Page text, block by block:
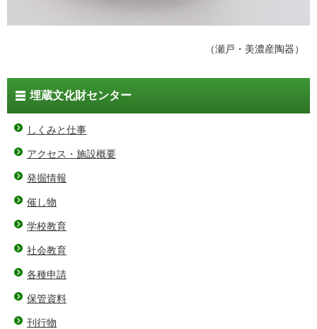
（瀬戸・美濃産陶器）
埋蔵文化財センター
しくみと仕事
アクセス・施設概要
発掘情報
催し物
学校教育
社会教育
各種申請
保管資料
刊行物